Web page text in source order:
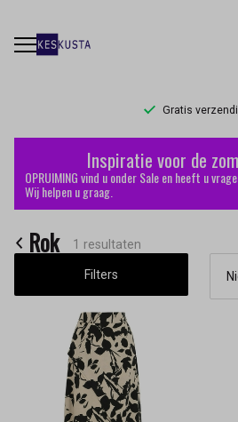
Gratis
Rok
Keskusta
Inspiratie voor de
OPRUIMING vind u onder Sale en heeft u
Wij helpen u graag.
Rok 1 resultaten
Filters